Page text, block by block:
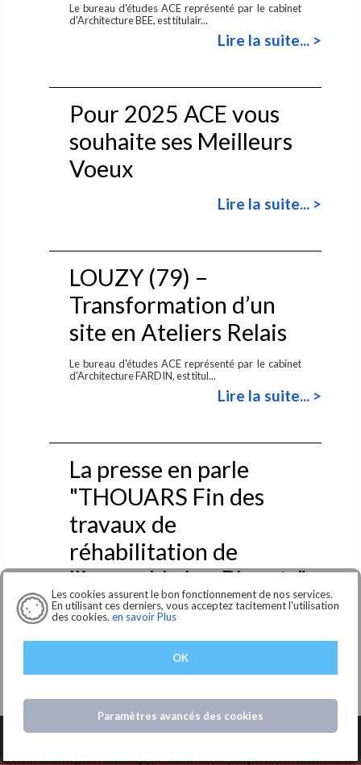
Les cookies assurent le bon fonctionnement de nos services.
En utilisant ces derniers, vous acceptez tacitement l'utilisation
des cookies. en savoir Plus
OK
Paramètres avancés des cookies
Le bureau d'études ACE représenté par le cabinet
d'Architecture BEE, est titulair...
Lire la suite... >
Pour 2025 ACE vous
souhaite ses Meilleurs
Voeux
Lire la suite... >
LOUZY (79) –
Transformation d’un
site en Ateliers Relais
Le bureau d'études ACE représenté par le cabinet
d'Architecture FARDIN, est titul...
Lire la suite... >
La presse en parle
"THOUARS Fin des
travaux de
réhabilitation de
l'immeuble Les Bleuets"
Thouars : fin des travaux de réhabilitation pour
l’immeuble Les Bleuets
Lire la suite... >
La presse en parle